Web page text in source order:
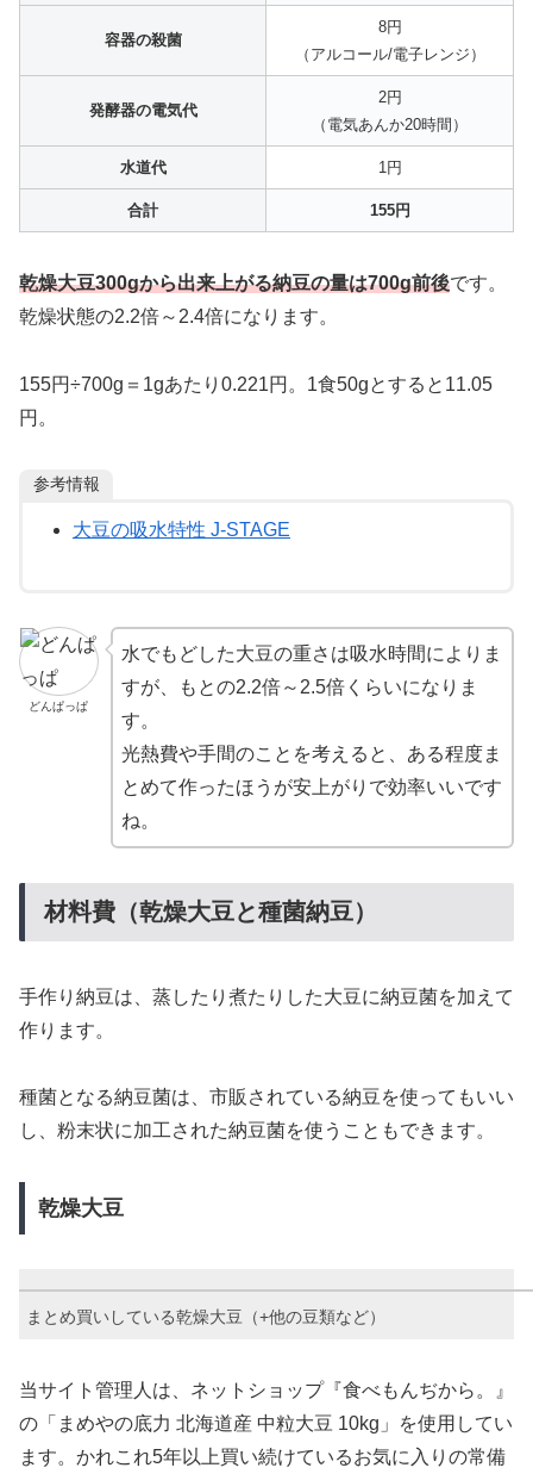
容器の殺菌
8円
（アルコール/電子レンジ）
発酵器の電気代
2円
（電気あんか20時間）
水道代 1円
合計 155円
乾燥大豆300gから出来上がる納豆の量は700g前後です。
乾燥状態の2.2倍～2.4倍になります。
155円÷700g＝1gあたり0.221円。1食50gとすると11.05
円。
参考情報
大豆の吸水特性 J-STAGE
どんぱっぱ
水でもどした大豆の重さは吸水時間によりま
すが、もとの2.2倍～2.5倍くらいになりま
す。
光熱費や手間のことを考えると、ある程度ま
とめて作ったほうが安上がりで効率いいです
ね。
材料費（乾燥大豆と種菌納豆）
手作り納豆は、蒸したり煮たりした大豆に納豆菌を加えて
作ります。
種菌となる納豆菌は、市販されている納豆を使ってもいい
し、粉末状に加工された納豆菌を使うこともできます。
乾燥大豆
まとめ買いしている乾燥大豆（+他の豆類など）
当サイト管理人は、ネットショップ『食べもんぢから。』
の「まめやの底力 北海道産 中粒大豆 10kg」を使用してい
ます。かれこれ5年以上買い続けているお気に入りの常備